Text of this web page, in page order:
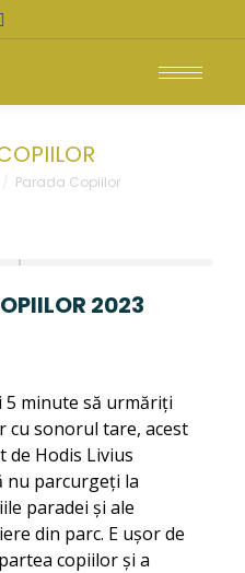
Parada Copiilor
2023
5 minute să urmăriți
cu sonorul tare, acest
de Hodis Livius
nu parcurgeți la
paradei și ale
din parc. E ușor de
copiilor și a